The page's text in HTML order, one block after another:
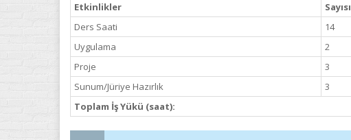
Etkinlikler Sayısı
Ders Saati
14
Uygulama
2
Proje
3
Sunum/Jüriye Hazırlık
3
Toplam İş Yükü (saat):